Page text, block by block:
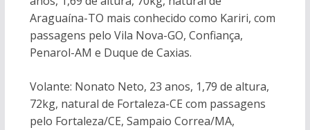
Araguaína-TO mais conhecido como Kariri, com
passagens pelo Vila Nova-GO, Confiança,
Penarol-AM e Duque de Caxias.
Volante: Nonato Neto, 23 anos, 1,79 de altura,
72kg, natural de Fortaleza-CE com passagens
pelo Fortaleza/CE, Sampaio Correa/MA,